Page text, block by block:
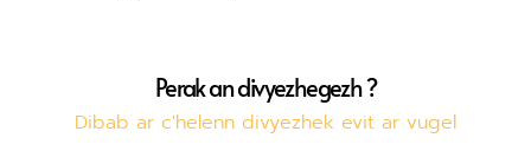
Perak an divyezhegezh ?
Dibab ar c'helenn divyezhek evit ar vugel